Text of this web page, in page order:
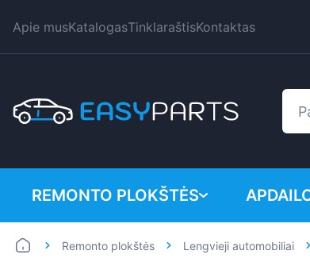
Apie musKatalogasTinklaraštisKontaktas
REMONTO PLOKŠTĖS
Lengvieji automobiliai
BMW
Remonto plokštės Lengvieji automobiliai